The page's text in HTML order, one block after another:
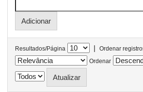
Resultados/Página |
Ordenar
Ordenar